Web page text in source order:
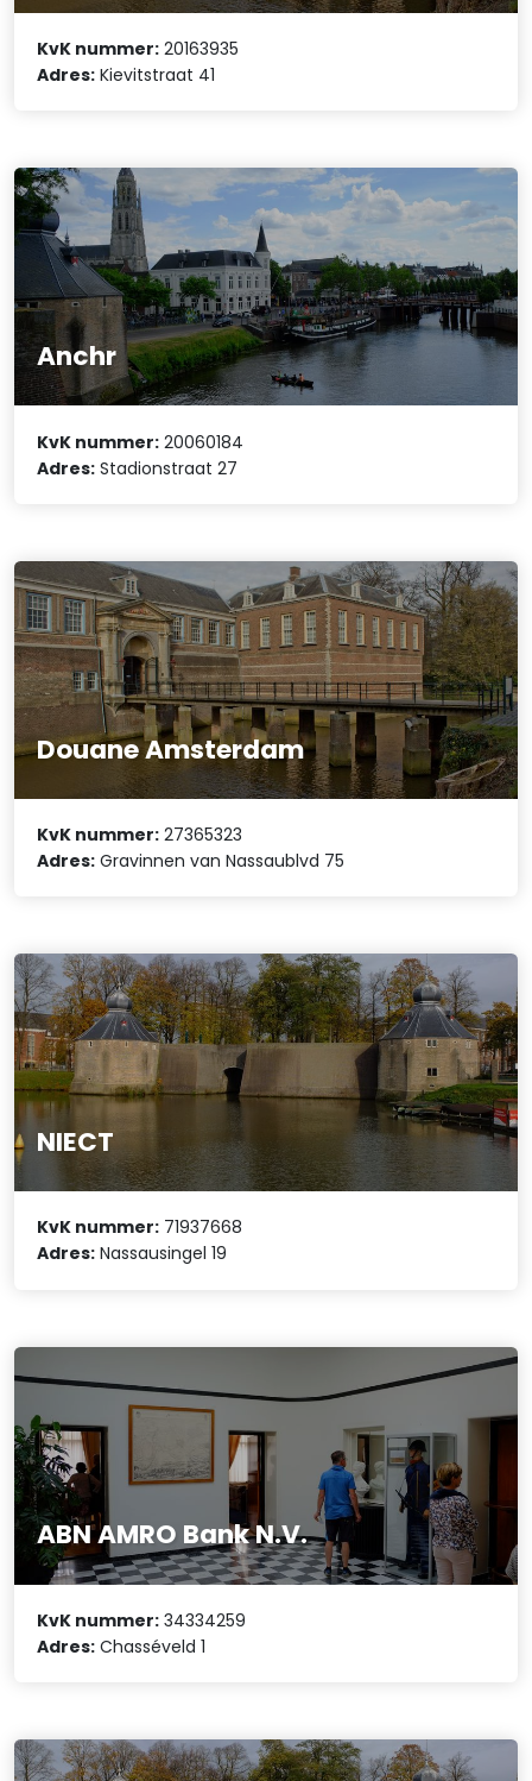
KvK nummer: 20163935
Adres: Kievitstraat 41
Anchr
KvK nummer: 20060184
Adres: Stadionstraat 27
Douane Amsterdam
KvK nummer: 27365323
Adres: Gravinnen van Nassaublvd 75
NIECT
KvK nummer: 71937668
Adres: Nassausingel 19
ABN AMRO Bank N.V.
KvK nummer: 34334259
Adres: Chasséveld 1